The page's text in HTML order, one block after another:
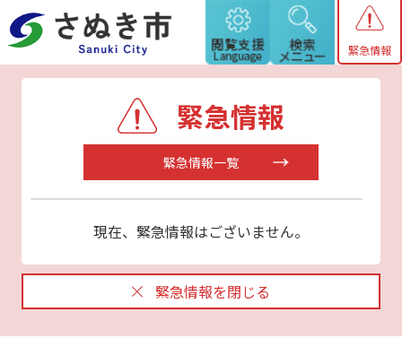
緊急情報
緊急情報
緊急情報一覧
現在、緊急情報はございません。
緊急情報を閉じる